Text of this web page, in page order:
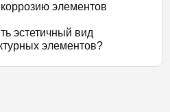
элементов
эстетичный вид
элементов?